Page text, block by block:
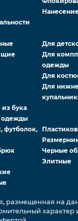
из бука
одежды
Для
Для
одежды
Для
Для
футболок,
Черные
Элитные
размещенная на
характер